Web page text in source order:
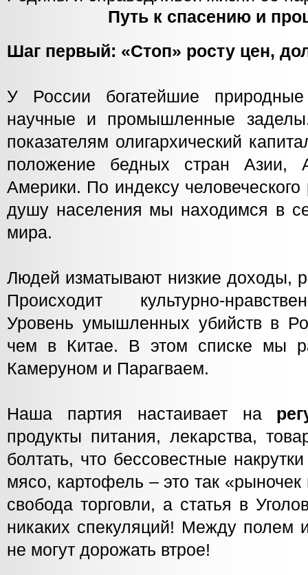
Путь к спасению и
Шаг первый: «Стоп» росту цен,
У России богатейшие
научные и промышленные
показателям олигархический
положение бедных стран Азии,
Америки. По индексу
душу населения мы находимся в
мира.
Людей изматывают низкие доходы,
Происходит культурно-
Уровень умышленных убийств в
чем в Китае. В этом списке мы
Камеруном и Парагваем.
Наша партия настаивает на
продукты питания, лекарства,
болтать, что бессовестные
мясо, картофель – это так
свобода торговли, а статья в
никаких спекуляций! Между полем
не могут дорожать втрое!